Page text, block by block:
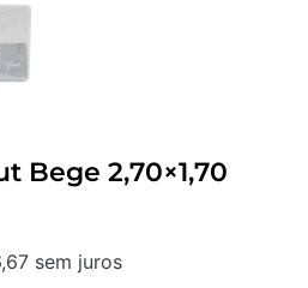
Bege 2,70×1,70
sem juros